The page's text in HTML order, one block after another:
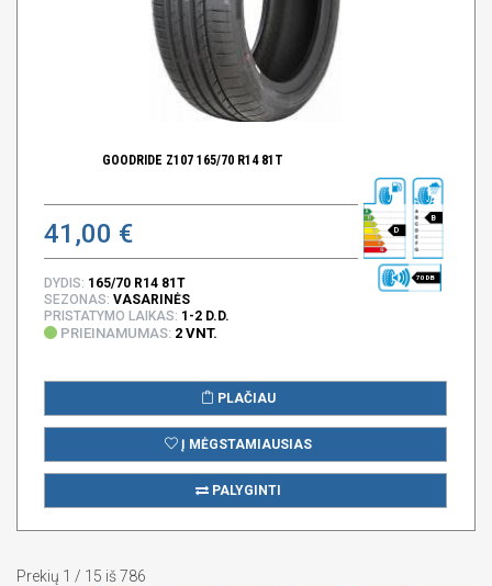
GOODRIDE Z107 165/70 R14 81T
41,00 € D
B
70 DB
DYDIS: 165/70 R14 81T
SEZONAS: VASARINĖS
PRISTATYMO LAIKAS: 1-2 D.D.
PRIEINAMUMAS: 2 VNT.
PLAČIAU
Į MĖGSTAMIAUSIAS
PALYGINTI
Prekių 1 / 15 iš 786